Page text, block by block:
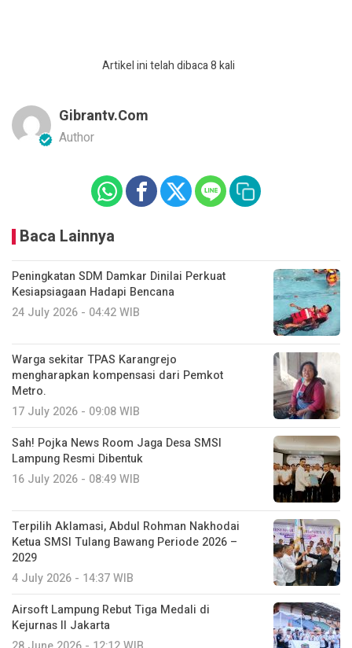
Artikel ini telah dibaca 8 kali
Gibrantv.com
Author
Baca Lainnya
Peningkatan SDM Damkar Dinilai Perkuat
Kesiapsiagaan Hadapi Bencana
24 July 2026 - 04:42 WIB
Warga sekitar TPAS Karangrejo
mengharapkan kompensasi dari Pemkot
Metro.
17 July 2026 - 09:08 WIB
Sah! Pojka News Room Jaga Desa SMSI
Lampung Resmi Dibentuk
16 July 2026 - 08:49 WIB
Terpilih Aklamasi, Abdul Rohman Nakhodai
Ketua SMSI Tulang Bawang Periode 2026 –
2029
4 July 2026 - 14:37 WIB
Airsoft Lampung Rebut Tiga Medali di
Kejurnas II Jakarta